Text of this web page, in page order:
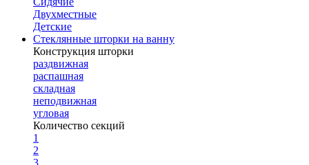
Двухместные
Детские
Стеклянные шторки на ванну
Конструкция шторки
раздвижная
распашная
складная
неподвижная
угловая
Количество секций
1
2
3